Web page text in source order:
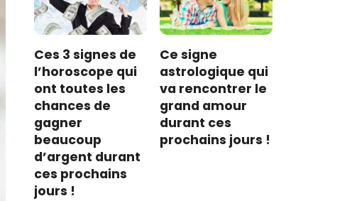
Ces 3 signes de
l’horoscope qui
ont toutes les
chances de
gagner
beaucoup
d’argent durant
ces prochains
jours !
Ce signe
astrologique qui
va rencontrer le
grand amour
durant ces
prochains jours !